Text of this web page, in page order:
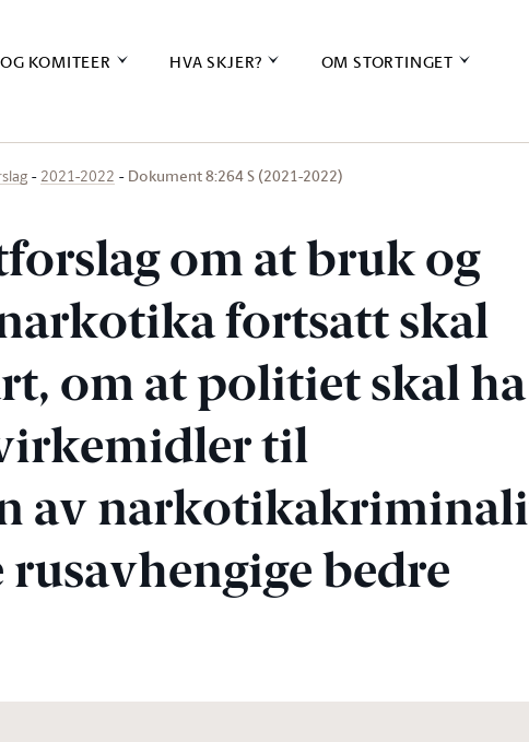
KOMITEER HVA SKJER? OM STORTINGET
2021-2022 Dokument 8:264 S (2021-2022)
om at bruk og
fortsatt skal
om at politiet skal ha
til
av
rusavhengige bedre